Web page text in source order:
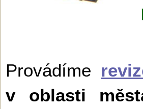
Provádíme
v oblasti